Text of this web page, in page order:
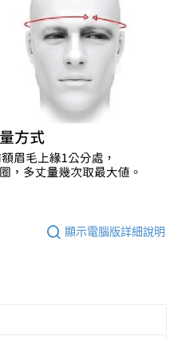
顯示電腦版詳細說明